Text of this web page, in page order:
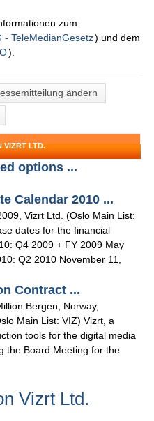
zum
- TeleMedianGesetz) und dem
).
ändern
VIZRT LTD.
options ...
Calendar 2010 ...
Vizrt Ltd. (Oslo Main List:
dates for the financial
Q4 2009 + FY 2009 May
Q2 2010 November 11,
Contract ...
Bergen, Norway,
Main List: VIZ) Vizrt, a
tools for the digital media
the Board Meeting for the
Vizrt Ltd.